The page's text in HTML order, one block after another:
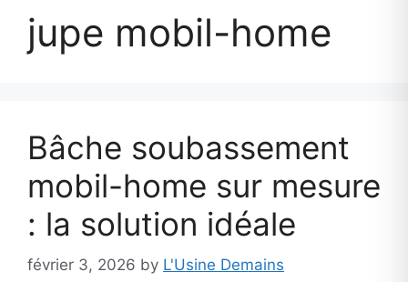
jupe mobil-home
Bâche soubassement
mobil-home sur mesure
: la solution idéale
février 3, 2026 by L'Usine Demains